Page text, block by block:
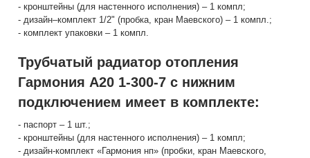
- кронштейны (для настенного исполнения) – 1 компл;
- дизайн–комплект 1/2" (пробка, кран Маевского) – 1 компл.;
- комплект упаковки – 1 компл.
Трубчатый радиатор отопления
Гармония А20 1-300-7 с нижним
подключением имеет в комплекте:
- паспорт – 1 шт.;
- кронштейны (для настенного исполнения) – 1 компл;
- дизайн-комплект «Гармония нп» (пробки, кран Маевского,